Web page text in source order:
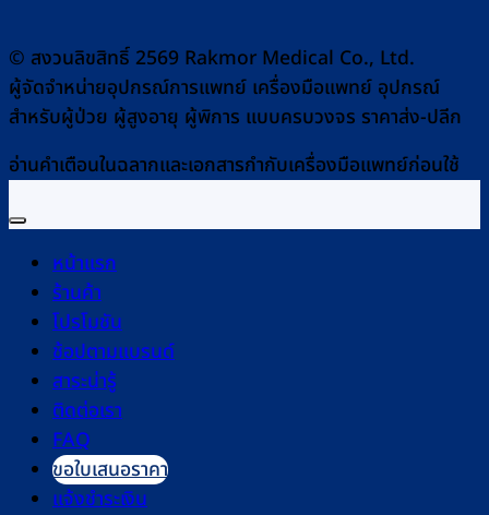
© สงวนลิขสิทธิ์ 2569 Rakmor Medical Co., Ltd.
ผู้จัดจำหน่ายอุปกรณ์การแพทย์ เครื่องมือแพทย์ อุปกรณ์
สำหรับผู้ป่วย ผู้สูงอายุ ผู้พิการ แบบครบวงจร ราคาส่ง-ปลีก
อ่านคำเตือนในฉลากและเอกสารกำกับเครื่องมือแพทย์ก่อนใช้
หน้าแรก
ร้านค้า
โปรโมชัน
ช้อปตามแบรนด์
สาระน่ารู้
ติดต่อเรา
FAQ
ขอใบเสนอราคา
แจ้งชำระเงิน